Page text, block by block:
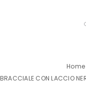
Home
BRACCIALE CON LACCIO